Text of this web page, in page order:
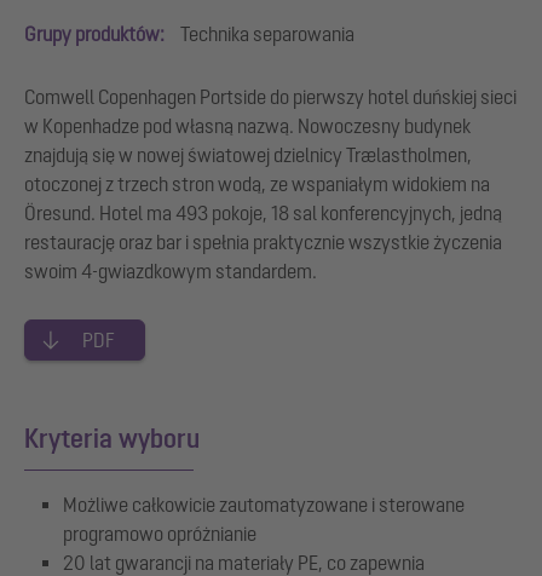
Grupy produktów: Technika separowania
Comwell Copenhagen Portside do pierwszy hotel duńskiej sieci
w Kopenhadze pod własną nazwą. Nowoczesny budynek
znajdują się w nowej światowej dzielnicy Trælastholmen,
otoczonej z trzech stron wodą, ze wspaniałym widokiem na
Öresund. Hotel ma 493 pokoje, 18 sal konferencyjnych, jedną
restaurację oraz bar i spełnia praktycznie wszystkie życzenia
swoim 4-gwiazdkowym standardem.
PDF
Kryteria wyboru
Możliwe całkowicie zautomatyzowane i sterowane
programowo opróżnianie
20 lat gwarancji na materiały PE, co zapewnia